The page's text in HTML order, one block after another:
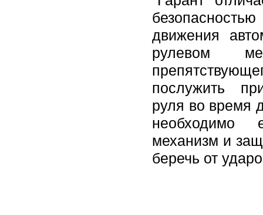
движения
рулевом
послужить
руля во время
необходимо
механизм и
беречь от